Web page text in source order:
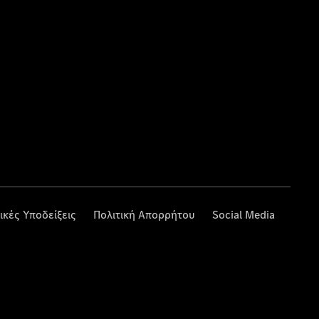
Υποδείξεις Πολιτική Απορρήτου Social Media